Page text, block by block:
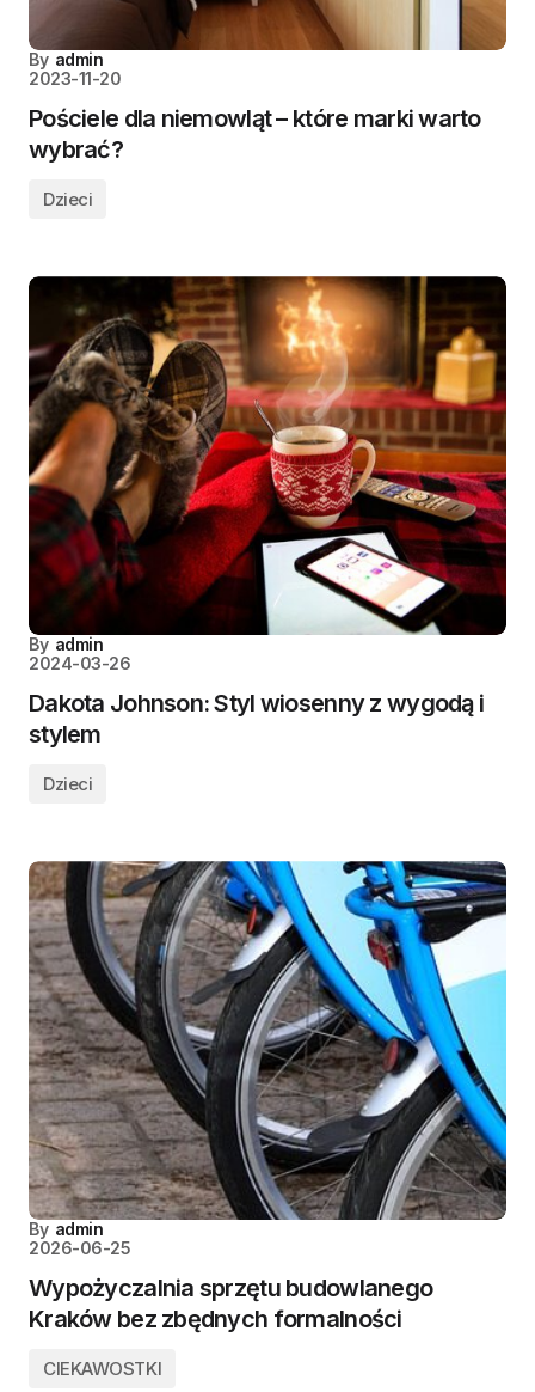
By admin
2023-11-20
Pościele dla niemowląt – które marki warto
wybrać?
Dzieci
By admin
2024-03-26
Dakota Johnson: Styl wiosenny z wygodą i
stylem
Dzieci
By admin
2026-06-25
Wypożyczalnia sprzętu budowlanego
Kraków bez zbędnych formalności
CIEKAWOSTKI